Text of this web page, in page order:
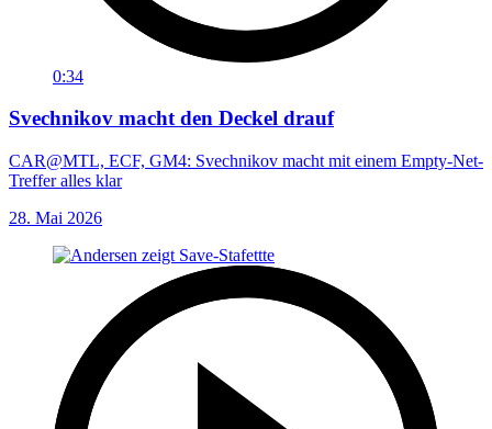
0:34
Svechnikov macht den Deckel drauf
CAR@MTL, ECF, GM4: Svechnikov macht mit einem Empty-Net-
Treffer alles klar
28. Mai 2026